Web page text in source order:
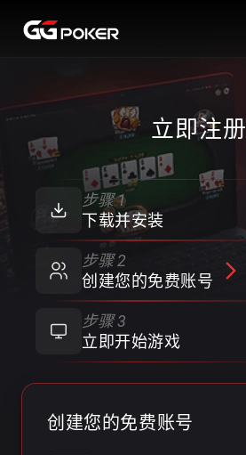
立即注册
步骤 1
下载并安装
步骤 2
创建您的免费账号
步骤 3
立即开始游戏
创建您的免费账号